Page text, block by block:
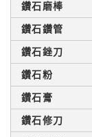
鑽石磨棒
鑽石鑽管
鑽石銼刀
鑽石粉
鑽石膏
鑽石修刀